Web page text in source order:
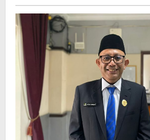
Jelang
Lebaran